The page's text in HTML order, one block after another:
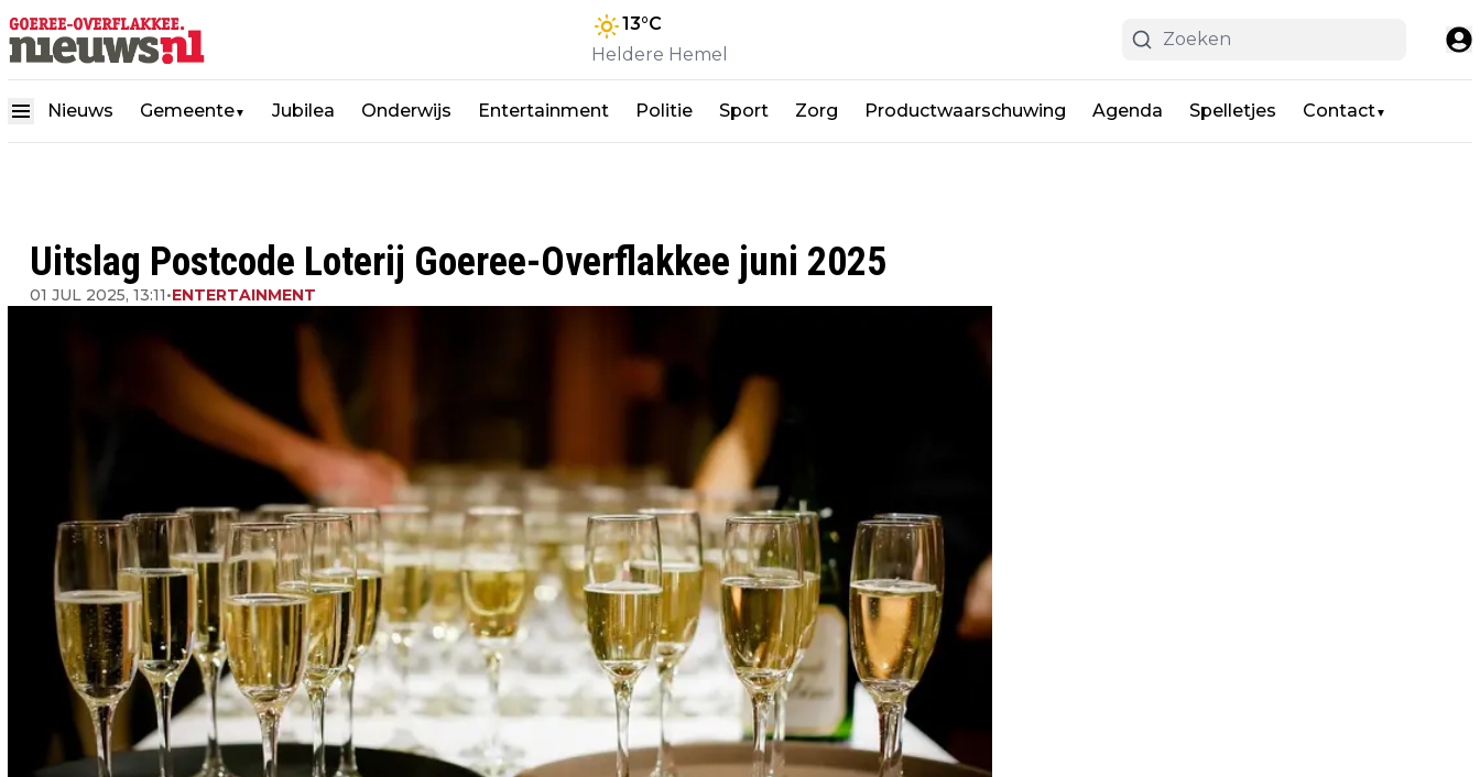
13°C
Heldere Hemel
Nieuws Gemeente▼ Jubilea Onderwijs Entertainment Politie Sport Zorg Productwaarschuwing Agenda Spelletjes Contact▼
Uitslag Postcode Loterij Goeree-Overflakkee juni 2025
01 JUL 2025, 13:11•ENTERTAINMENT